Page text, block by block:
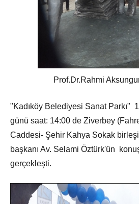
Prof.Dr.Rahmi
"Kadıköy Belediyesi Sanat Parkı"
günü saat: 14:00 de Ziverbey
Caddesi- Şehir Kahya Sokak
başkanı Av. Selami Öztürk'ün
gerçekleşti.